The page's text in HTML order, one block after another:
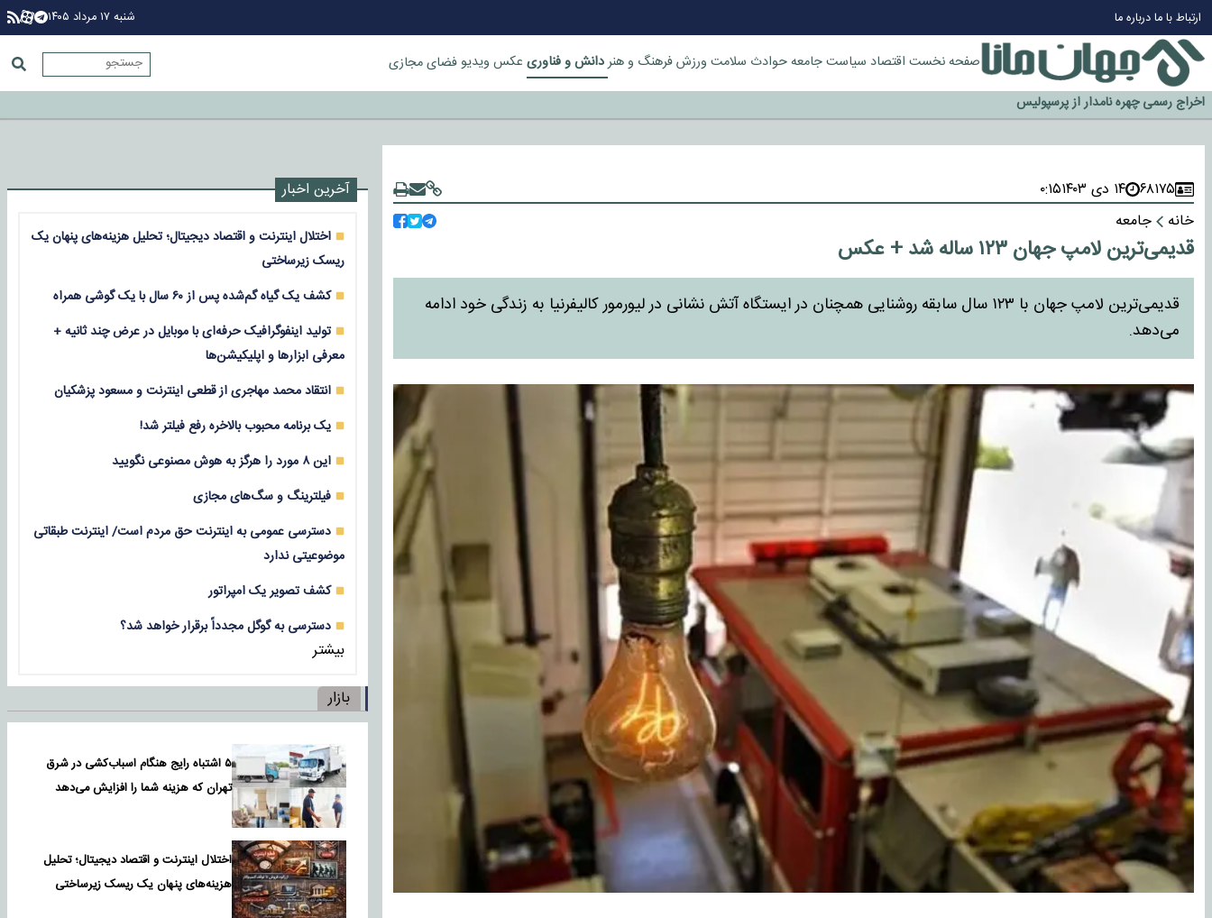
ارتباط با مادرباره ما شنبه ۱۷ مرداد ۱۴۰۵
صفحه نخست اقتصاد سیاستجامعهحوادث سلامت ورزشفرهنگ و هنردانش و فناوری عکس ویدیوفضای مجازی
چرا طلا دوباره افزایشی شد؟
گزینه جدایی اوسمار روی میز مدیران پرسپولیس
آیا رئیس جمهور آمریکا قانون را دور می‌زند؟
اخراج رسمی چهره نامدار از پرسپولیس
سازمان اطلاعات سپاه: پروژه دولت ترامپ برای مهار چین، روسیه و اروپا شکست خورد
۶۸۱۷۵ ۱۴ دی ۱۴۰۳
۰:۱۵
خانه
جامعه
قدیمی‌ترین لامپ جهان ۱۲۳ ساله شد + عکس
قدیمی‌ترین لامپ جهان با ۱۲۳ سال سابقه روشنایی همچنان در ایستگاه آتش نشانی در لیورمور کالیفرنیا به زندگی خود ادامه
می‌دهد.
آخرین اخبار
اختلال اینترنت و اقتصاد دیجیتال؛ تحلیل هزینه‌های پنهان یک
ریسک زیرساختی
کشف یک گیاه گم‌شده پس از ۶۰ سال با یک گوشی همراه
تولید اینفوگرافیک حرفه‌ای با موبایل در عرض چند ثانیه +
معرفی ابزارها و اپلیکیشن‌ها
انتقاد محمد مهاجری از قطعی اینترنت و مسعود پزشکیان
یک برنامه محبوب بالاخره رفع فیلتر شد!
این ۸ مورد را هرگز به هوش مصنوعی نگویید
فیلترینگ و سگ‌های مجازی
دسترسی عمومی به اینترنت حق مردم است/ اینترنت طبقاتی
موضوعیتی ندارد
کشف تصویر یک امپراتور
دسترسی به گوگل مجدداً برقرار خواهد شد؟
بیشتر
بازار
۵ اشتباه رایج هنگام اسباب‌کشی در شرق
تهران که هزینه شما را افزایش می‌دهد
اختلال اینترنت و اقتصاد دیجیتال؛ تحلیل
هزینه‌های پنهان یک ریسک زیرساختی